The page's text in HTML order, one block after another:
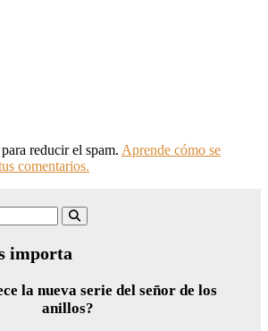
reducir el spam. Aprende cómo se
comentarios.
importa
la nueva serie del señor de los
anillos?